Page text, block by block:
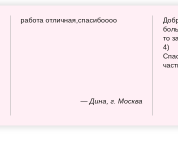
— Дина, г. Москва
работа отличная,спасибоооо
то
4)